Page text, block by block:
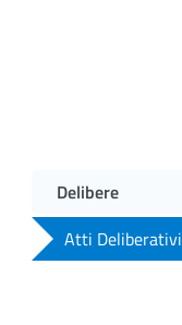
Delibere
Atti Deliberativi